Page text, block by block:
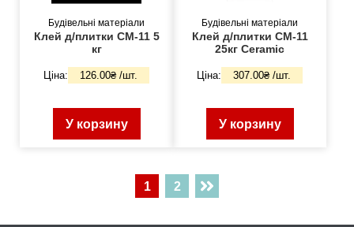
Будівельні матеріали
Клей д/плитки СМ-11 5
кг
Ціна: 126.00₴ /шт.
У корзину
Будівельні матеріали
Клей д/плитки СМ-11
25кг Ceramic
Ціна: 307.00₴ /шт.
У корзину
1 2